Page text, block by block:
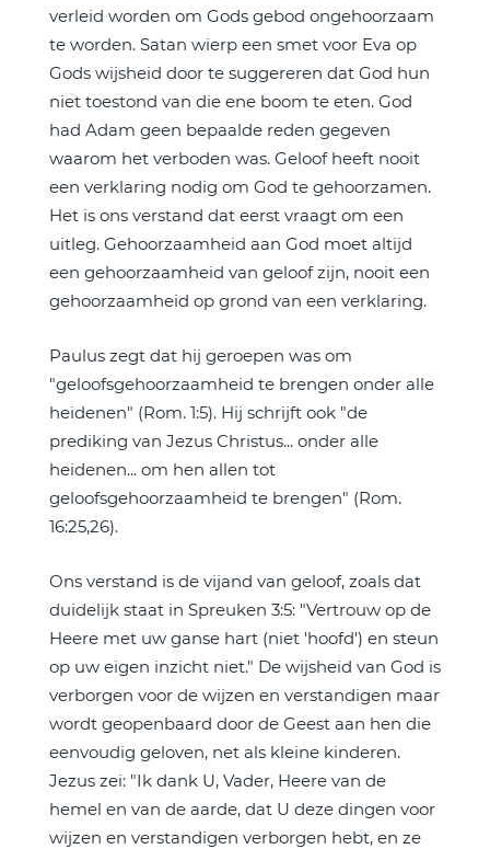
verleid worden om Gods gebod ongehoorzaam
te worden. Satan wierp een smet voor Eva op
Gods wijsheid door te suggereren dat God hun
niet toestond van die ene boom te eten. God
had Adam geen bepaalde reden gegeven
waarom het verboden was. Geloof heeft nooit
een verklaring nodig om God te gehoorzamen.
Het is ons verstand dat eerst vraagt om een
uitleg. Gehoorzaamheid aan God moet altijd
een gehoorzaamheid van geloof zijn, nooit een
gehoorzaamheid op grond van een verklaring.
Paulus zegt dat hij geroepen was om
"geloofsgehoorzaamheid te brengen onder alle
heidenen" (Rom. 1:5). Hij schrijft ook "de
prediking van Jezus Christus... onder alle
heidenen... om hen allen tot
geloofsgehoorzaamheid te brengen" (Rom.
16:25,26).
Ons verstand is de vijand van geloof, zoals dat
duidelijk staat in Spreuken 3:5: "Vertrouw op de
Heere met uw ganse hart (niet 'hoofd') en steun
op uw eigen inzicht niet." De wijsheid van God is
verborgen voor de wijzen en verstandigen maar
wordt geopenbaard door de Geest aan hen die
eenvoudig geloven, net als kleine kinderen.
Jezus zei: "Ik dank U, Vader, Heere van de
hemel en van de aarde, dat U deze dingen voor
wijzen en verstandigen verborgen hebt, en ze